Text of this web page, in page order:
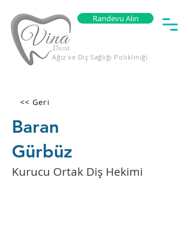
Ağız ve Diş Sağlığı Polikliniği
Randevu Alın
<< Geri
Baran
Gürbüz
Kurucu Ortak Diş Hekimi